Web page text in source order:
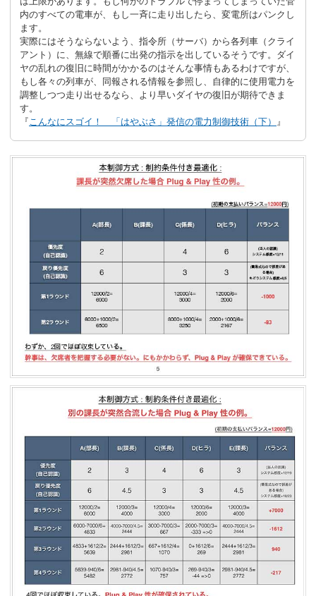
内のすべての電車が、もし一斉に走り出したら、変電所はパンクし
ます。
実際にはそうならないよう、指令所（サーバ）から各列車（クライ
アント）に、無線で順番に出発の指示を出しているそうです。ダイ
ヤの乱れの復旧に時間がかかるのはそんな事情もあるわけですが、
もし各々の列車が、同報される情報を参照し、自律的に使用電力を
調整しつつ走り出せるなら、より早いダイヤの復旧が期待できま
す。
『こんなにスゴイ！ 「はやぶさ」発信の電力制御技術（下） 』